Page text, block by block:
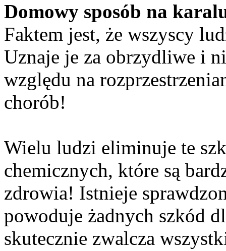
Domowy sposób na
Faktem jest, że wszyscy
Uznaje je za obrzydliwe i
względu na
chorób!
Wielu ludzi eliminuje te
chemicznych, które są
zdrowia! Istnieje
powoduje żadnych szkód
skutecznie zwalcza